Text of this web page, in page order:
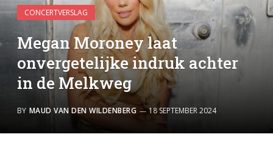
CONCERTVERSLAG
Megan Moroney laat
onvergetelijke indruk achter
in de Melkweg
BY MAUD VAN DEN WILDENBERG 18 SEPTEMBER 2024